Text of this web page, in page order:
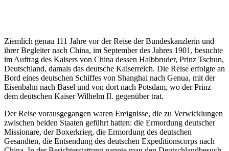
Ziemlich genau 111 Jahre vor der Reise der Bundeskanzlerin und
ihrer Begleiter nach China, im September des Jahres 1901, besuchte
im Auftrag des Kaisers von China dessen Halbbruder, Prinz Tschun,
Deutschland, damals das deutsche Kaiserreich. Die Reise erfolgte an
Bord eines deutschen Schiffes von Shanghai nach Genua, mit der
Eisenbahn nach Basel und von dort nach Potsdam, wo der Prinz
dem deutschen Kaiser Wilhelm II. gegenüber trat.
Der Reise vorausgegangen waren Ereignisse, die zu Verwicklungen
zwischen beiden Staaten geführt hatten: die Ermordung deutscher
Missionare, der Boxerkrieg, die Ermordung des deutschen
Gesandten, die Entsendung des deutschen Expeditionscorps nach